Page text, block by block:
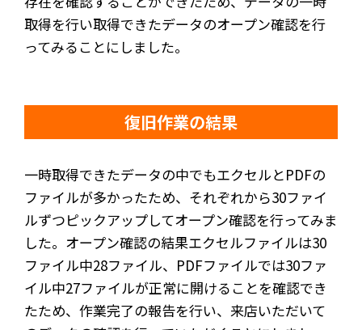
取得を行い取得できたデータのオープン確認を行
ってみることにしました。
復旧作業の結果
一時取得できたデータの中でもエクセルとPDFの
ファイルが多かったため、それぞれから30ファイ
ルずつピックアップしてオープン確認を行ってみま
した。オープン確認の結果エクセルファイルは30
ファイル中28ファイル、PDFファイルでは30ファ
イル中27ファイルが正常に開けることを確認でき
たため、作業完了の報告を行い、来店いただいて